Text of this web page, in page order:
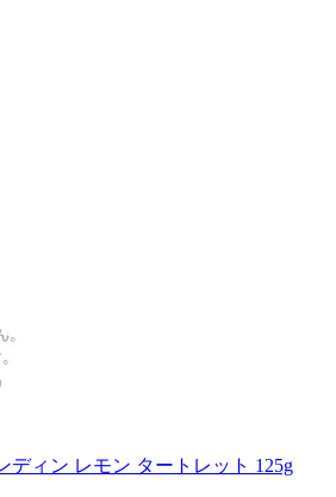
ディン レモン タートレット 125g